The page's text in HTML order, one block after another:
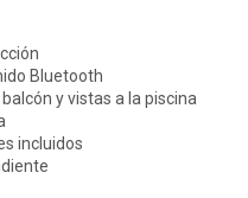
Bluetooth
y vistas a la piscina
incluidos